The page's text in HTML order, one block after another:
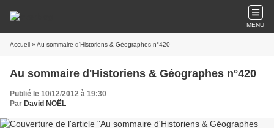
MENU
Accueil » Au sommaire d'Historiens & Géographes n°420
Au sommaire d'Historiens & Géographes n°420
Publié le 10/12/2012 à 19:30
Par David NOËL